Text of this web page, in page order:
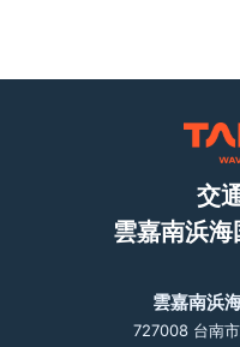
交
雲嘉南浜
雲嘉南浜
727008 台南